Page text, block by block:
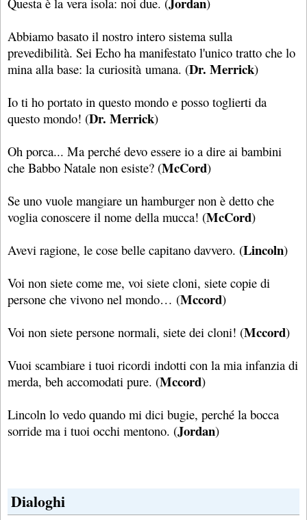
Abbiamo basato il nostro intero sistema sulla
prevedibilità. Sei Echo ha manifestato l'unico tratto che lo
mina alla base: la curiosità umana. (Dr. Merrick)
Io ti ho portato in questo mondo e posso toglierti da
questo mondo! (Dr. Merrick)
Oh porca... Ma perché devo essere io a dire ai bambini
che Babbo Natale non esiste? (McCord)
Se uno vuole mangiare un hamburger non è detto che
voglia conoscere il nome della mucca! (McCord)
Avevi ragione, le cose belle capitano davvero. (Lincoln)
Voi non siete come me, voi siete cloni, siete copie di
persone che vivono nel mondo… (Mccord)
Voi non siete persone normali, siete dei cloni! (Mccord)
Vuoi scambiare i tuoi ricordi indotti con la mia infanzia di
merda, beh accomodati pure. (Mccord)
Lincoln lo vedo quando mi dici bugie, perché la bocca
sorride ma i tuoi occhi mentono. (Jordan)
Dialoghi